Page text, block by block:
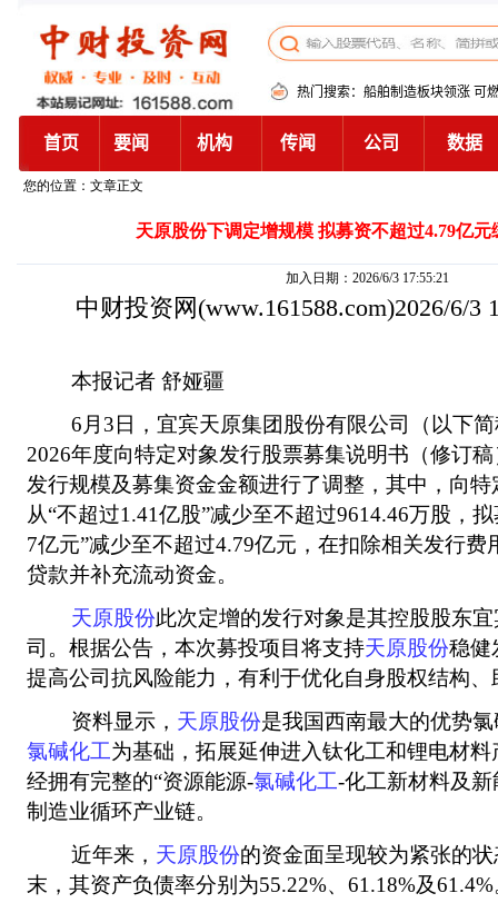
您的位置：文章正文
天原股份下调定增规模 拟募资不超过4.79亿元
加入日期：2026/6/3 17:55:21
中财投资网 (www.161588.com)2026/6/3
本报记者 舒娅疆
6月3日，宜宾天原集团股份有限公司（以下简
2026年度向特定对象发行股票募集说明书（修订
发行规模及募集资金金额进行了调整，其中，向
从“不超过1.41亿股”减少至不超过9614.46万股，
7亿元”减少至不超过4.79亿元，在扣除相关发行费
贷款并补充流动资金。
天原股份此次定增的发行对象是其控股股东
司。根据公告，本次募投项目将支持天原股份稳健
提高公司抗风险能力，有利于优化自身股权结构
资料显示， 天原股份是我国西南最大的优势
氯碱化工为基础，拓展延伸进入钛化工和锂电材
经拥有完整的“资源能源-氯碱化工-化工新材料及
制造业循环产业链。
近年来， 天原股份的资金面呈现较为紧张的
末，其资产负债率分别为55.22%、61.18%及